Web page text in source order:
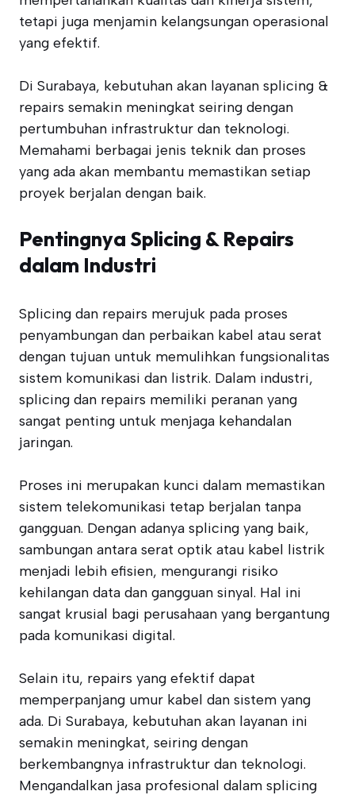
tetapi juga menjamin kelangsungan operasional
yang efektif.
Di Surabaya, kebutuhan akan layanan splicing &
repairs semakin meningkat seiring dengan
pertumbuhan infrastruktur dan teknologi.
Memahami berbagai jenis teknik dan proses
yang ada akan membantu memastikan setiap
proyek berjalan dengan baik.
Pentingnya Splicing & Repairs
dalam Industri
Splicing dan repairs merujuk pada proses
penyambungan dan perbaikan kabel atau serat
dengan tujuan untuk memulihkan fungsionalitas
sistem komunikasi dan listrik. Dalam industri,
splicing dan repairs memiliki peranan yang
sangat penting untuk menjaga kehandalan
jaringan.
Proses ini merupakan kunci dalam memastikan
sistem telekomunikasi tetap berjalan tanpa
gangguan. Dengan adanya splicing yang baik,
sambungan antara serat optik atau kabel listrik
menjadi lebih efisien, mengurangi risiko
kehilangan data dan gangguan sinyal. Hal ini
sangat krusial bagi perusahaan yang bergantung
pada komunikasi digital.
Selain itu, repairs yang efektif dapat
memperpanjang umur kabel dan sistem yang
ada. Di Surabaya, kebutuhan akan layanan ini
semakin meningkat, seiring dengan
berkembangnya infrastruktur dan teknologi.
Mengandalkan jasa profesional dalam splicing